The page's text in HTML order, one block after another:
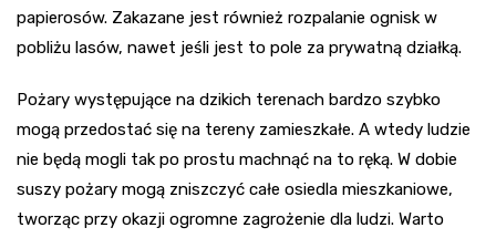
papierosów. Zakazane jest również rozpalanie ognisk w
pobliżu lasów, nawet jeśli jest to pole za prywatną działką.
Pożary występujące na dzikich terenach bardzo szybko
mogą przedostać się na tereny zamieszkałe. A wtedy ludzie
nie będą mogli tak po prostu machnąć na to ręką. W dobie
suszy pożary mogą zniszczyć całe osiedla mieszkaniowe,
tworząc przy okazji ogromne zagrożenie dla ludzi. Warto